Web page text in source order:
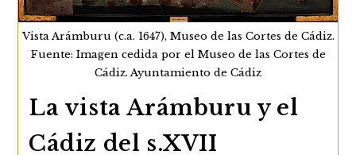
Vista Arámburu (c.a. 1647), Museo de las Cortes de Cádiz.
Fuente: Imagen cedida por el Museo de las Cortes de
Cádiz. Ayuntamiento de Cádiz
La vista Arámburu y el
Cádiz del s.XVII